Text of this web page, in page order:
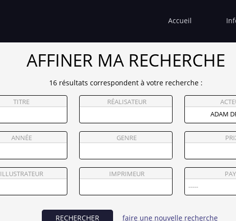
Accueil
AFFINER MA RECHERCHE
16 résultats correspondent à votre recherche :
TITRE RÉALISATEUR
ANNÉE GENRE
ILLUSTRATEUR IMPRIMEUR
RECHERCHER faire une nouvelle recherche